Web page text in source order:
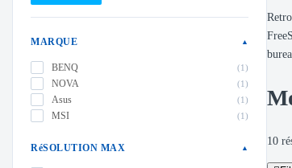
MARQUE ▲
BENQ (1)
NOVA (1)
Asus (1)
MSI (1)
RéSOLUTION MAX ▲
10